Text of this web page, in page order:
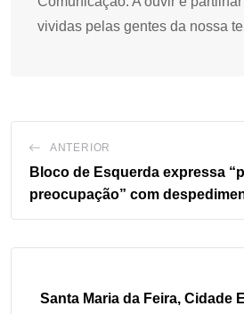
vividas pelas gentes da nossa
ANTERIOR
Bloco de Esquerda expressa
preocupação” com
Santa Maria da Feira, Cidade